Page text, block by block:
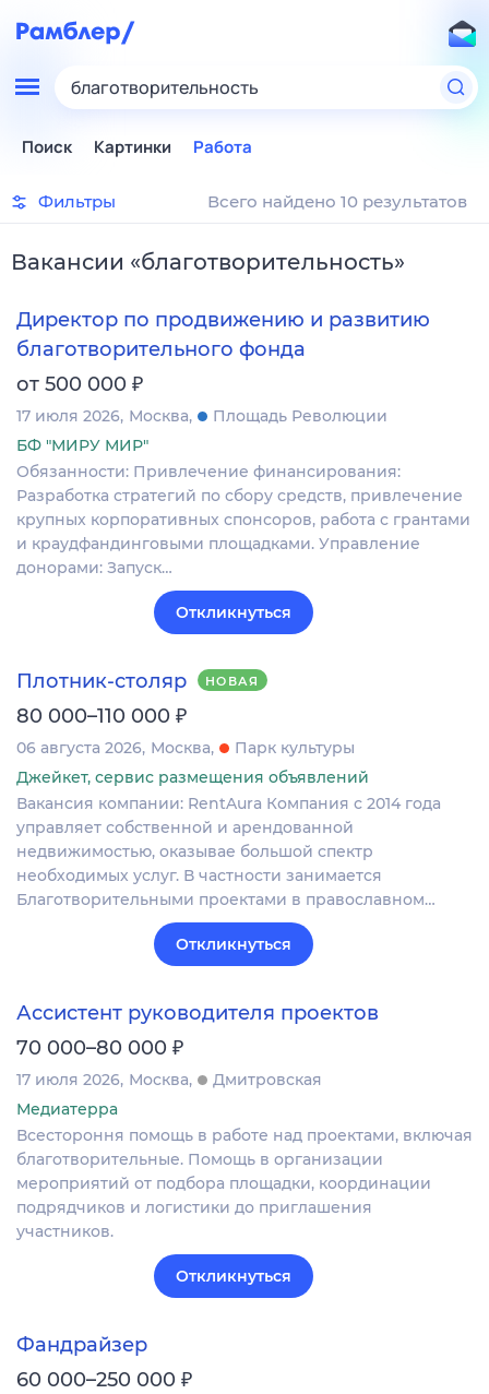
благотворительность
Поиск Картинки Работа
Фильтры Всего найдено 10 результатов
Вакансии «благотворительность»
Директор по продвижению и развитию
благотворительного фонда
от 500 000 ₽
17 июля 2026 Москва
Площадь Революции
БФ "МИРУ МИР"
Обязанности: Привлечение финансирования:
Разработка стратегий по сбору средств, привлечение
крупных корпоративных спонсоров, работа с грантами
и краудфандинговыми площадками. Управление
донорами: Запуск…
Откликнуться
Плотник-столяр НОВАЯ
80 000–110 000 ₽
06 августа 2026 Москва
Парк культуры
Джейкет, сервис размещения объявлений
Вакансия компании: RentAura Компания с 2014 года
управляет собственной и арендованной
недвижимостью, оказывае большой спектр
необходимых услуг. В частности занимается
Благотворительными проектами в православном…
Откликнуться
Ассистент руководителя проектов
70 000–80 000 ₽
17 июля 2026 Москва
Дмитровская
Медиатерра
Всестороння помощь в работе над проектами, включая
благотворительные. Помощь в организации
мероприятий от подбора площадки, координации
подрядчиков и логистики до приглашения
участников.
Откликнуться
Фандрайзер
60 000–250 000 ₽